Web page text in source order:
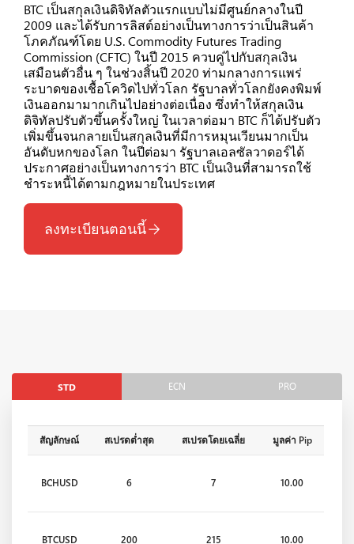
BTC เป็นสกุลเงินดิจิทัลตัวแรกแบบไม่มีศูนย์กลางในปี
2009 และได้รับการลิสต์อย่างเป็นทางการว่าเป็นสินค้า
โภคภัณฑ์โดย U.S. Commodity Futures Trading
Commission (CFTC) ในปี 2015 ควบคู่ไปกับสกุลเงิน
เสมือนตัวอื่น ๆ ในช่วงสิ้นปี 2020 ท่ามกลางการแพร่
ระบาดของเชื้อโควิดไปทั่วโลก รัฐบาลทั่วโลกยังคงพิมพ์
เงินออกมามากเกินไปอย่างต่อเนื่อง ซึ่งทำให้สกุลเงิน
ดิจิทัลปรับตัวขึ้นครั้งใหญ่ ในเวลาต่อมา BTC ก็ได้ปรับตัว
เพิ่มขึ้นจนกลายเป็นสกุลเงินที่มีการหมุนเวียนมากเป็น
อันดับหกของโลก ในปีต่อมา รัฐบาลเอลซัลวาดอร์ได้
ประกาศอย่างเป็นทางการว่า BTC เป็นเงินที่สามารถใช้
ชำระหนี้ได้ตามกฎหมายในประเทศ
ลงทะเบียนตอนนี้
STD ECN PRO
สัญลักษณ์ สเปรดต่ำสุด สเปรดโดยเฉลี่ย มูลค่า Pip
BCHUSD 6 7 10.00
BTCUSD 200 215 10.00